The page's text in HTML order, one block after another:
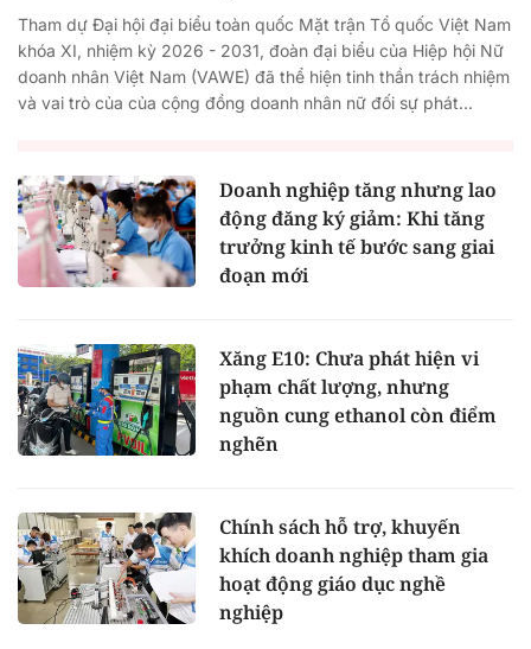
Tham dự Đại hội đại biểu toàn quốc Mặt trận Tổ quốc Việt Nam
khóa XI, nhiệm kỳ 2026 - 2031, đoàn đại biểu của Hiệp hội Nữ
doanh nhân Việt Nam (VAWE) đã thể hiện tinh thần trách nhiệm
và vai trò của của cộng đồng doanh nhân nữ đối sự phát...
Doanh nghiệp tăng nhưng lao
động đăng ký giảm: Khi tăng
trưởng kinh tế bước sang giai
đoạn mới
Xăng E10: Chưa phát hiện vi
phạm chất lượng, nhưng
nguồn cung ethanol còn điểm
nghẽn
Chính sách hỗ trợ, khuyến
khích doanh nghiệp tham gia
hoạt động giáo dục nghề
nghiệp